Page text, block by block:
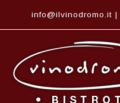
info@ilvinodromo.it |